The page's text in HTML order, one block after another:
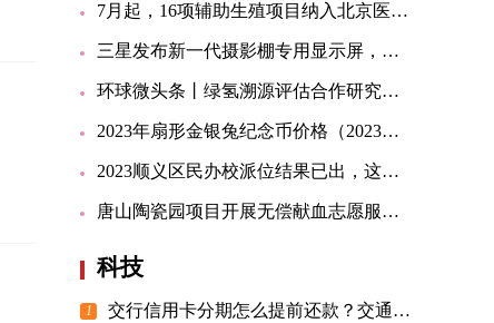
7月起，16项辅助生殖项目纳入北京医保！新生儿医保也有好消息
三星发布新一代摄影棚专用显示屏，可用于虚拟制片场景
环球微头条丨绿氢溯源评估合作研究中心成立
2023年扇形金银兔纪念币价格（2023年06月15日）
2023顺义区民办校派位结果已出，这些民办国际学校还有“补录”名额
唐山陶瓷园项目开展无偿献血志愿服务活动
科技
1 交行信用卡分期怎么提前还款？交通银行信用卡分期的还款利息是多少？